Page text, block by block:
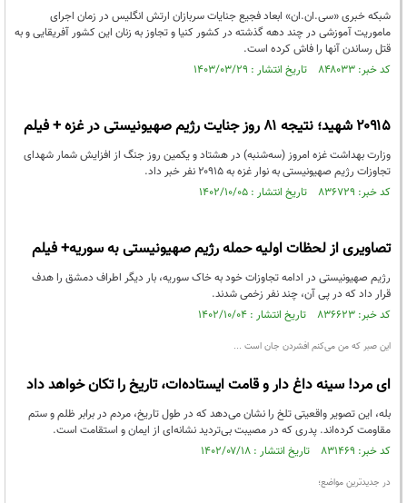
شبکه خبری «سی.ان.ان» ابعاد فجیع جنایات سربازان ارتش انگلیس در زمان اجرای
ماموریت آموزشی در چند دهه گذشته در کشور کنیا و تجاوز به زنان این کشور آفریقایی و به
قتل رساندن آنها را فاش کرده است.
کد خبر: ۸۴۸۰۳۳ تاریخ انتشار : ۱۴۰۳/۰۳/۲۹
۲۰۹۱۵ شهید؛ نتیجه ۸۱ روز جنایت رژیم صهیونیستی در غزه + فیلم
وزارت بهداشت غزه امروز (سه‌شنبه) در هشتاد و یکمین روز جنگ از افزایش شمار شهدای
تجاوزات رژیم صهیونیستی به نوار غزه به ۲۰۹۱۵ نفر خبر داد.
کد خبر: ۸۳۶۷۲۹ تاریخ انتشار : ۱۴۰۲/۱۰/۰۵
تصاویری از لحظات اولیه حمله رژیم صهیونیستی به سوریه+ فیلم
رژیم صهیونیستی در ادامه تجاوزات خود به خاک سوریه، بار دیگر اطراف دمشق را هدف
قرار داد که در پی آن، چند نفر زخمی شدند.
کد خبر: ۸۳۶۶۲۳ تاریخ انتشار : ۱۴۰۲/۱۰/۰۴
این صبر که من می‌کنم افشردن جان است ...
ای مرد! سینه داغ دار و قامت ایستاده‌ات، تاریخ را تکان خواهد داد
بله، این تصویر واقعیتی تلخ را نشان می‌دهد که در طول تاریخ، مردم در برابر ظلم و ستم
مقاومت کرده‌اند. پدری که در مصیبت بی‌تردید نشانه‌ای از ایمان و استقامت است.
کد خبر: ۸۳۱۴۶۹ تاریخ انتشار : ۱۴۰۲/۰۷/۱۸
در جدیدترین مواضع؛